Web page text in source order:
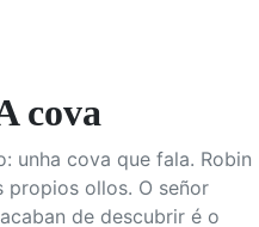
cova
unha cova que fala. Robin
propios ollos. O señor
de descubrir é o